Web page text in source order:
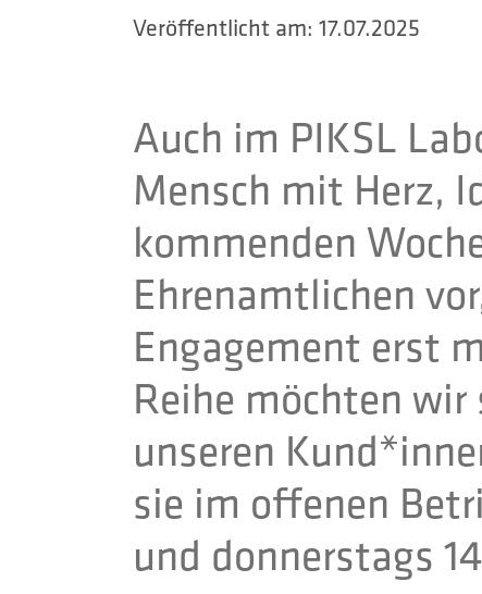
Veröffentlicht am: 17.07.2025
Auch im PIKSL
Mensch mit Herz,
kommenden
Ehrenamtlichen
Engagement erst
Reihe möchten
unseren
sie im offenen
und donnerstags